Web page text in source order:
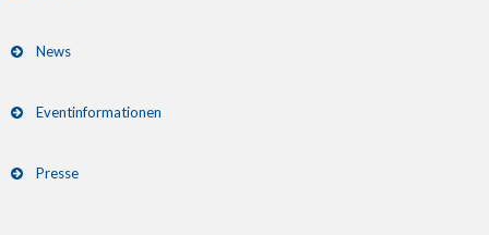
News
Eventinformationen
Presse